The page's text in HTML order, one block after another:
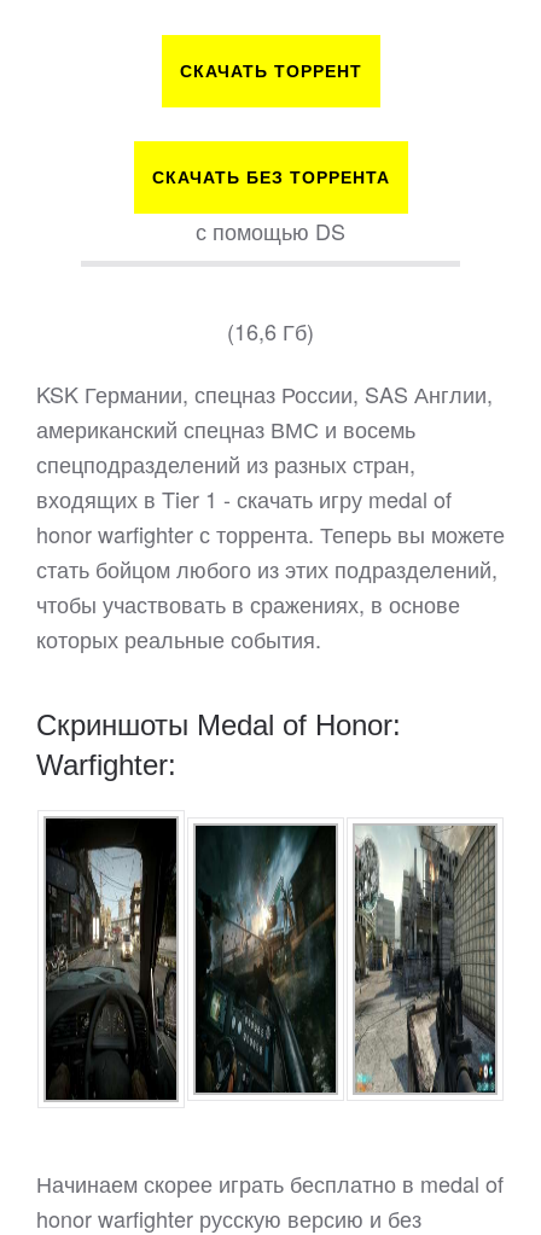
СКАЧАТЬ ТОРРЕНТ
СКАЧАТЬ БЕЗ ТОРРЕНТА
с помощью DS
(16,6 Гб)
KSK Германии, спецназ России, SAS Англии,
американский спецназ ВМС и восемь
спецподразделений из разных стран,
входящих в Tier 1 - скачать игру medal of
honor warfighter с торрента. Теперь вы можете
стать бойцом любого из этих подразделений,
чтобы участвовать в сражениях, в основе
которых реальные события.
Скриншоты Medal of Honor:
Warfighter:
Начинаем скорее играть бесплатно в medal of
honor warfighter русскую версию и без